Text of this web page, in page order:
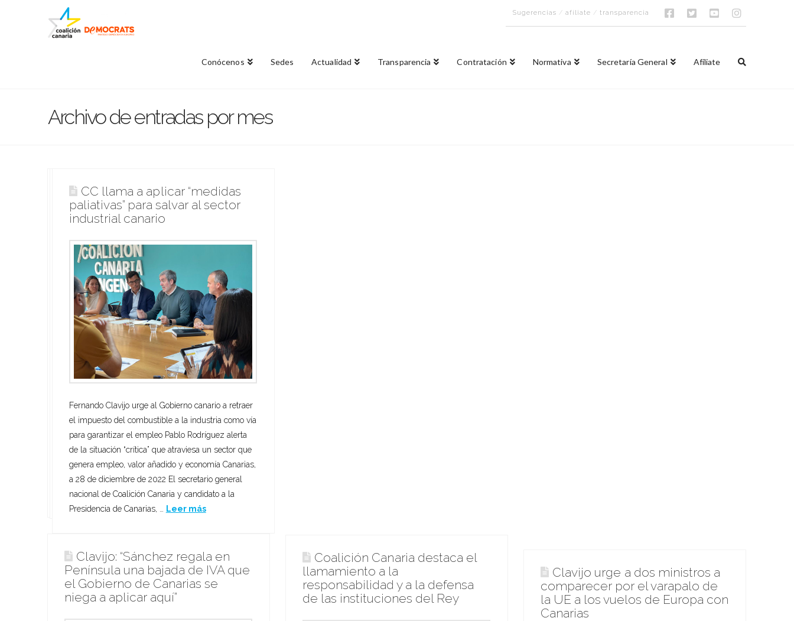
Sugerencias /afíliate /transparencia
Conócenos Sedes Actualidad Transparencia Contratación Normativa Secretaría General Afíliate
Archivo de entradas por mes
Clavijo y Barreto reclaman la
puesta en marcha inmediata de
las medidas conseguidas por
“Nos preocupa que a partir del 1 de enero nos
volvamos a encontrar en el Cabildo y en el
Gobierno de Canarias con un batiburrillo de
ineficacia que lastre todo lo que hemos logrado
para la isla” La Palma, a 29 de diciembre de 2022 El
secretario general nacional de CC, Fernando Clavijo,
y la secretaria de CC de La …Leer más
CC insta a Torres a que no siga
claudicando ante el Estado en el
pago de la deuda de carreteras
de anunciar “convenios” y que recupere ya los 407
millones de euros pendientes de la sentencia
judicial Canarias, a 29 de diciembre de 2022
Coalición Canaria reclamó este jueves al Gobierno
de Canarias que deje ya de anunciar la firma de
convenios y adendas y exija al Gobierno del Estado
el pago …Leer más
CC llama a aplicar “medidas
paliativas” para salvar al sector
industrial canario
Fernando Clavijo urge al Gobierno canario a retraer
el impuesto del combustible a la industria como vía
para garantizar el empleo Pablo Rodríguez alerta
de la situación “crítica” que atraviesa un sector que
genera empleo, valor añadido y economía Canarias,
a 28 de diciembre de 2022 El secretario general
nacional de Coalición Canaria y candidato a la
Presidencia de Canarias, …
Leer más
Clavijo: “Sánchez regala en
Península una bajada de IVA que
el Gobierno de Canarias se
niega a aplicar aquí”
Coalición Canaria destaca el
llamamiento a la
responsabilidad y a la defensa
de las instituciones del Rey
Clavijo urge a dos ministros a
comparecer por el varapalo de
la UE a los vuelos de Europa con
Canarias